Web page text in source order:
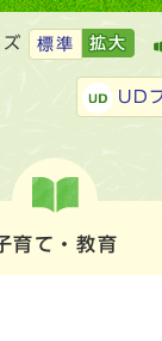
標準 拡大
UD
育て・教育